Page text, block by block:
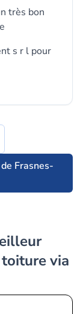
très bon
s r l pour
Frasnes-
via